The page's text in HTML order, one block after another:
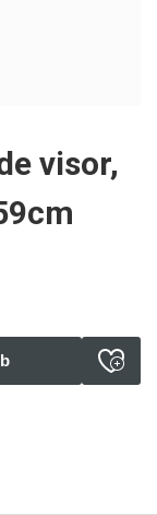
visor,